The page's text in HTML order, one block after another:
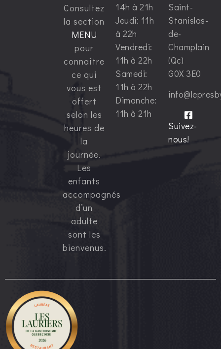
Consultez
la section
MENU
pour
connaître
ce qui
vous est
offert
selon les
heures de
la
journée.
Les
enfants
accompagnés
d’un
adulte
sont les
bienvenus.
14h à 21h
Jeudi: 11h
à 22h
Vendredi:
11h à 22h
Samedi:
11h à 22h
Dimanche:
11h à 21h
Saint-
Stanislas-
de-
Champlain
(Qc)
G0X 3E0
Suivez-
nous!